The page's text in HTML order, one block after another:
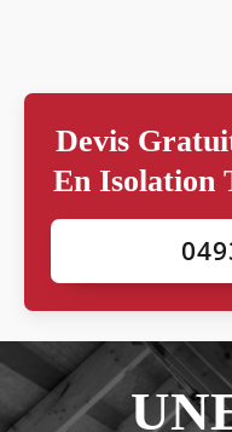
Devis
En Isolation